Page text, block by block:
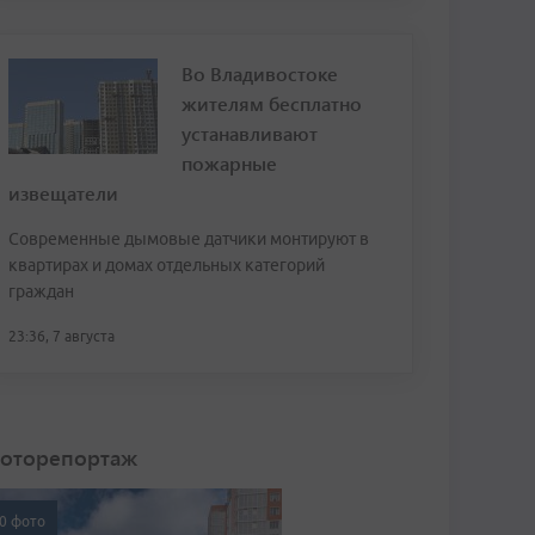
Во Владивостоке
жителям бесплатно
устанавливают
пожарные
извещатели
Современные дымовые датчики монтируют в
квартирах и домах отдельных категорий
граждан
23:36, 7 августа
фото